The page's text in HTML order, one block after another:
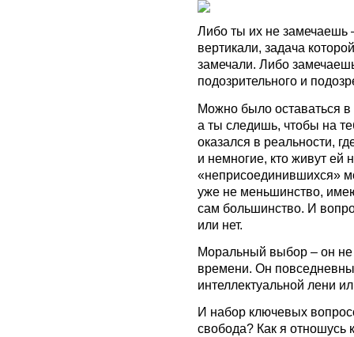
Либо ты их не замечаешь
вертикали, задача
замечали. Либо
подозрительного и
Можно было оставаться в
а ты следишь, чтобы на
оказался в реальности,
и немногие, кто живут ей
«неприсоединившихся»
уже не меньшинство,
сам большинство. И
или нет.
Моральный выбор – он не
времени. Он
интеллектуальной лени
И набор ключевых
свобода? Как я отношусь